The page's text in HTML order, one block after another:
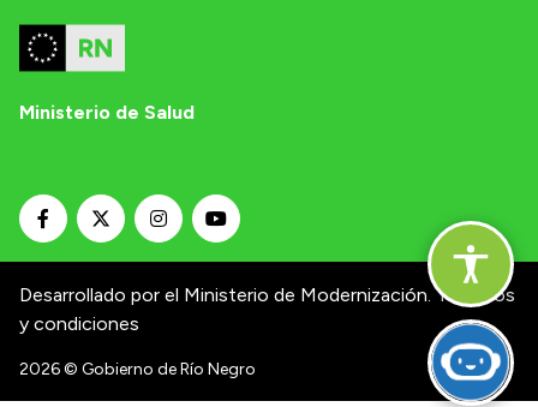
Ministerio de Salud
Desarrollado por el Ministerio de Modernización. Términos
y condiciones
2026© Gobierno de Río Negro